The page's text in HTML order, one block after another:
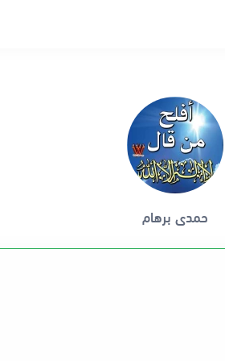
حمدى برهام